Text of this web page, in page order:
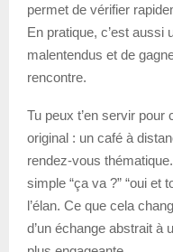
permet de vérifier
En pratique, c’est aussi
malentendus et de
rencontre.
Tu peux t’en servir
original : un café à
rendez-vous
simple “ça va ?” “oui et
l’élan. Ce que cela
d’un échange abstrait à